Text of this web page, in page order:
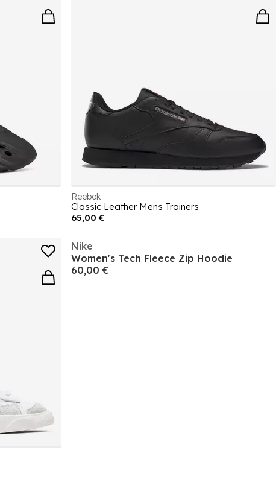
Reebok
Classic Leather Mens Trainers
65,00 €
Nike
Women's Tech Fleece Zip Hoodie
60,00 €